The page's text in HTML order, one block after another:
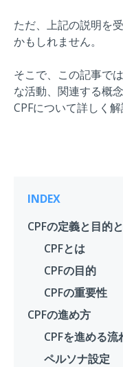
ただ、上記の説明を
かもしれません。
そこで、この記事で
な活動、関連する概
CPFについて詳しく解
INDEX
CPFの定義と目的
CPFとは
CPFの目的
CPFの重要性
CPFの進め方
CPFを進める流
ペルソナ設定